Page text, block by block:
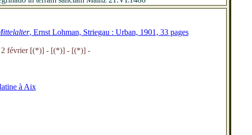
, Ernst Lohman, Striegau : Urban, 1901, 33 pages
2 février [(*)] - [(*)] - [(*)] -
à Aix